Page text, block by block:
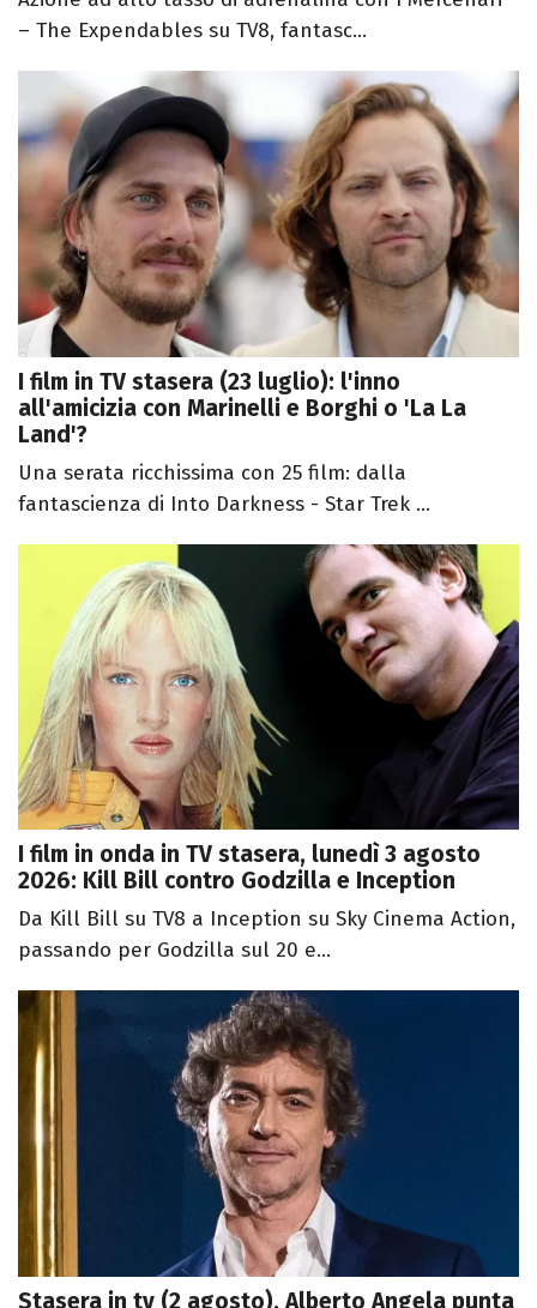
– The Expendables su TV8, fantasc...
I film in TV stasera (23 luglio): l'inno
all'amicizia con Marinelli e Borghi o 'La La
Land'?
Una serata ricchissima con 25 film: dalla
fantascienza di Into Darkness - Star Trek ...
I film in onda in TV stasera, lunedì 3 agosto
2026: Kill Bill contro Godzilla e Inception
Da Kill Bill su TV8 a Inception su Sky Cinema Action,
passando per Godzilla sul 20 e...
Stasera in tv (2 agosto), Alberto Angela punta